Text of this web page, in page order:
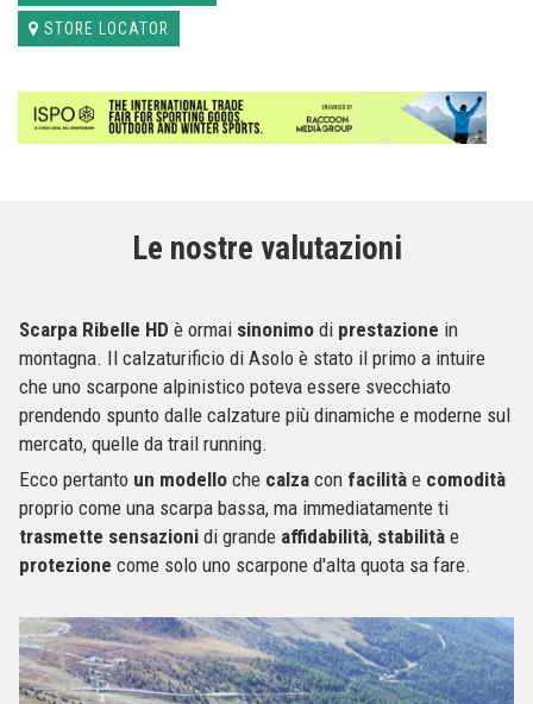
STORE LOCATOR
Le nostre valutazioni
Scarpa Ribelle HD è ormai sinonimo di prestazione in
montagna. Il calzaturificio di Asolo è stato il primo a intuire
che uno scarpone alpinistico poteva essere svecchiato
prendendo spunto dalle calzature più dinamiche e moderne sul
mercato, quelle da trail running.
Ecco pertanto un modello che calza con facilità e comodità
proprio come una scarpa bassa, ma immediatamente ti
trasmette sensazioni di grande affidabilità, stabilità e
protezione come solo uno scarpone d'alta quota sa fare.